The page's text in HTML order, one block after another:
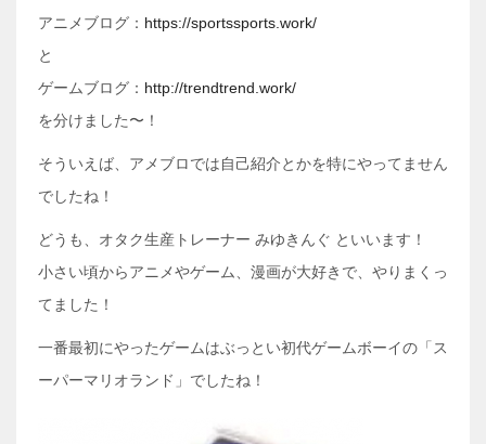
アニメブログ： https://sportssports.work/
と
ゲームブログ： http://trendtrend.work/
を分けました〜！
そういえば、アメブロでは自己紹介とかを特にやってません
でしたね！
どうも、オタク生産トレーナー みゆきんぐ といいます！
小さい頃からアニメやゲーム、漫画が大好きで、やりまくっ
てました！
一番最初にやったゲームはぶっとい初代ゲームボーイの「ス
ーパーマリオランド」でしたね！